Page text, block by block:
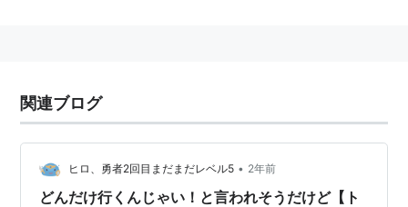
関連ブログ
ヒロ、勇者2回目まだまだレベル5 • 2年前
どんだけ行くんじゃい！と言われそうだけど【ト